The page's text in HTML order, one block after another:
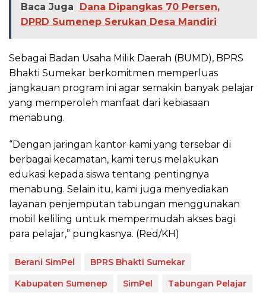
Baca Juga
Dana Dipangkas 70 Persen,
DPRD Sumenep Serukan Desa Mandiri
Sebagai Badan Usaha Milik Daerah (BUMD), BPRS
Bhakti Sumekar berkomitmen memperluas
jangkauan program ini agar semakin banyak pelajar
yang memperoleh manfaat dari kebiasaan
menabung.
“Dengan jaringan kantor kami yang tersebar di
berbagai kecamatan, kami terus melakukan
edukasi kepada siswa tentang pentingnya
menabung. Selain itu, kami juga menyediakan
layanan penjemputan tabungan menggunakan
mobil keliling untuk mempermudah akses bagi
para pelajar,” pungkasnya. (Red/KH)
Berani SimPel
BPRS Bhakti Sumekar
Kabupaten Sumenep
SimPel Tabungan Pelajar